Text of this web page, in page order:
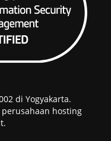
di Yogyakarta.
hosting